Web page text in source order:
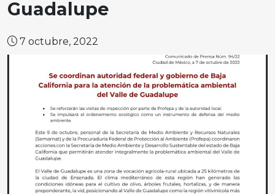
Guadalupe
7 octubre, 2022